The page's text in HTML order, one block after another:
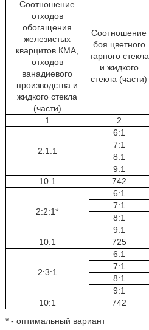
Соотношение
отходов
обогащения
железистых
кварцитов КМА,
отходов
ванадиевого
производства и
жидкого стекла
(части)
Соотношение
боя цветного
тарного стекла
и жидкого
стекла (части)
1 2
2:1:1
6:1
7:1
8:1
9:1
10:1
742
2:2:1*
6:1
7:1
8:1
9:1
10:1
725
2:3:1
6:1
7:1
8:1
9:1
10:1
742
* - оптимальный вариант